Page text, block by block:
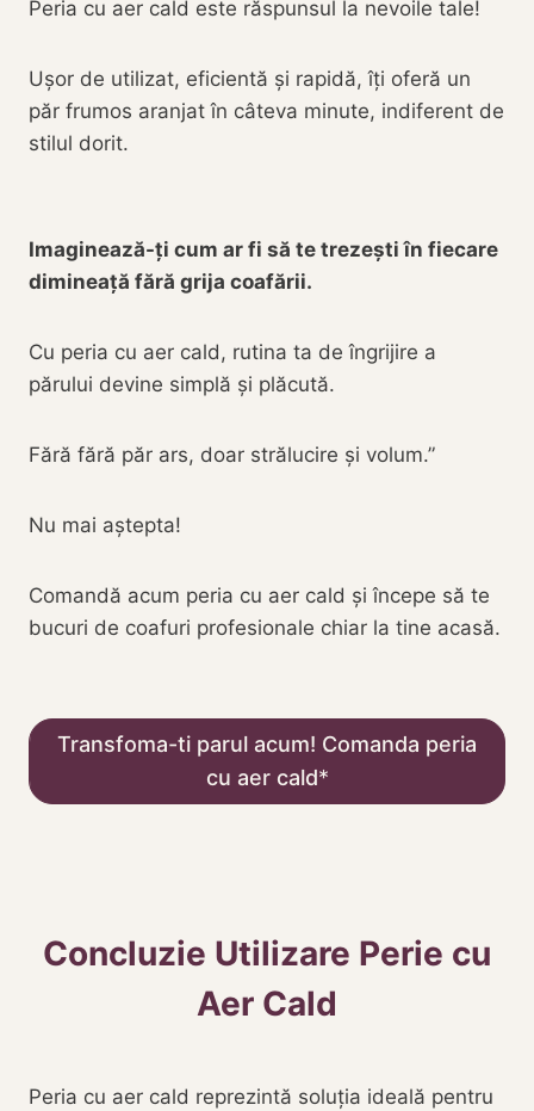
Peria cu aer cald este răspunsul la nevoile tale!
Ușor de utilizat, eficientă și rapidă, îți oferă un
păr frumos aranjat în câteva minute, indiferent de
stilul dorit.
Imaginează-ți cum ar fi să te trezești în fiecare
dimineață fără grija coafării.
Cu peria cu aer cald, rutina ta de îngrijire a
părului devine simplă și plăcută.
Fără fără păr ars, doar strălucire și volum.”
Nu mai aștepta!
Comandă acum peria cu aer cald și începe să te
bucuri de coafuri profesionale chiar la tine acasă.
Transfoma-ti parul acum! Comanda peria
cu aer cald
Concluzie Utilizare Perie cu
Aer Cald
Peria cu aer cald reprezintă soluția ideală pentru